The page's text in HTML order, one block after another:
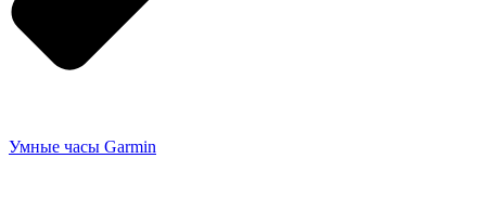
Умные часы Garmin